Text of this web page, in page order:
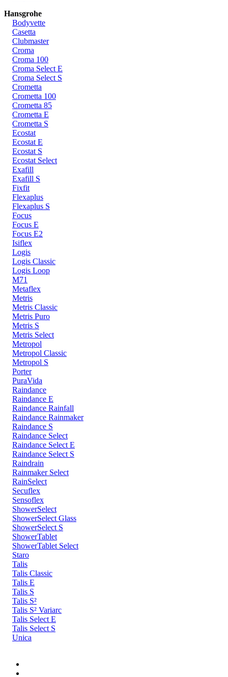
Hansgrohe
Bodyvette
Casetta
Clubmaster
Croma
Croma 100
Croma Select E
Croma Select S
Crometta
Crometta 100
Crometta 85
Crometta E
Crometta S
Ecostat
Ecostat E
Ecostat S
Ecostat Select
Exafill
Exafill S
Fixfit
Flexaplus
Flexaplus S
Focus
Focus E
Focus E2
Isiflex
Logis
Logis Classic
Logis Loop
M71
Metaflex
Metris
Metris Classic
Metris Puro
Metris S
Metris Select
Metropol
Metropol Classic
Metropol S
Porter
PuraVida
Raindance
Raindance E
Raindance Rainfall
Raindance Rainmaker
Raindance S
Raindance Select
Raindance Select E
Raindance Select S
Raindrain
Rainmaker Select
RainSelect
Secuflex
Sensoflex
ShowerSelect
ShowerSelect Glass
ShowerSelect S
ShowerTablet
ShowerTablet Select
Staro
Talis
Talis Classic
Talis E
Talis S
Talis S²
Talis S² Variarc
Talis Select E
Talis Select S
Unica